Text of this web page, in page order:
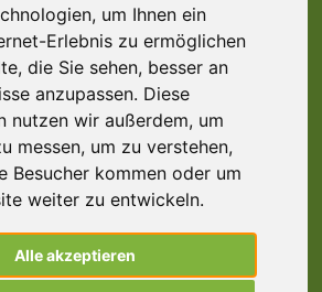
um Ihnen ein
Erlebnis zu ermöglichen
die Sie sehen, besser an
anzupassen. Diese
nutzen wir außerdem, um
messen, um zu verstehen,
Besucher kommen oder um
weiter zu entwickeln.
Alle akzeptieren
(m/w/d) Verpacken,